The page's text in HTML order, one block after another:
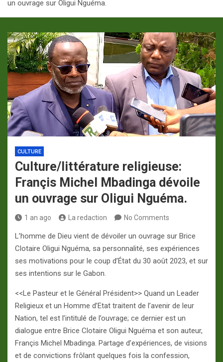
un ouvrage sur Oligui Nguéma.
CULTURE
Culture/littérature religieuse:
Françis Michel Mbadinga dévoile
un ouvrage sur Oligui Nguéma.
1 an ago La redaction No Comments
L’homme de Dieu vient de dévoiler un ouvrage sur Brice
Clotaire Oligui Nguéma, sa personnalité, ses expériences
ses motivations pour le coup d’État du 30 août 2023, et sur
ses intentions sur le Gabon.
<<Le Pasteur et le Général Président>> Quand un Leader
Religieux et un Homme d’Etat traitent de l’avenir de leur
Nation, tel est l’intitulé de l’ouvrage; ce dernier est un
dialogue entre Brice Clotaire Oligui Nguéma et son auteur,
Françis Michel Mbadinga. Partage d’expériences, de visions
et de convictions frôlant quelques fois la confession,
p